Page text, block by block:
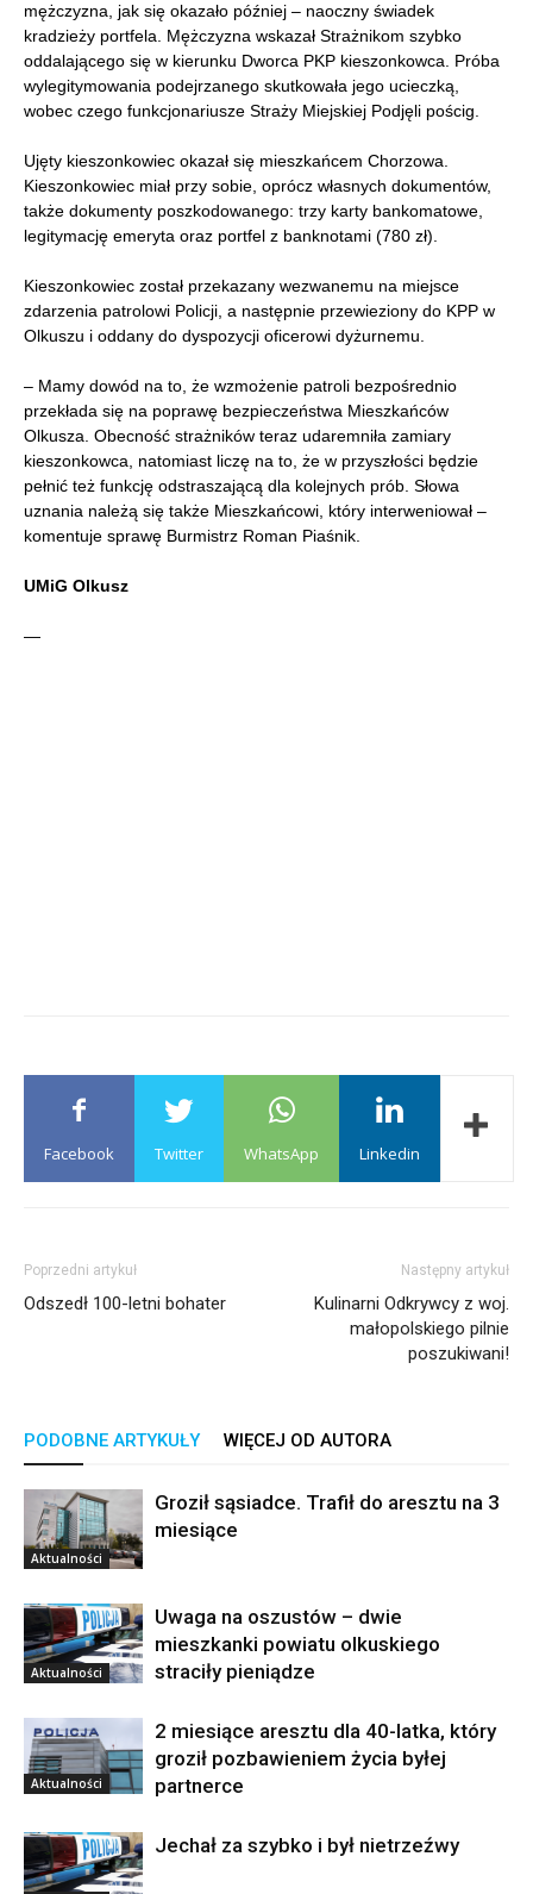
mężczyzna, jak się okazało później – naoczny świadek
kradzieży portfela. Mężczyzna wskazał Strażnikom szybko
oddalającego się w kierunku Dworca PKP kieszonkowca. Próba
wylegitymowania podejrzanego skutkowała jego ucieczką,
wobec czego funkcjonariusze Straży Miejskiej Podjęli pościg.
Ujęty kieszonkowiec okazał się mieszkańcem Chorzowa.
Kieszonkowiec miał przy sobie, oprócz własnych dokumentów,
także dokumenty poszkodowanego: trzy karty bankomatowe,
legitymację emeryta oraz portfel z banknotami (780 zł).
Kieszonkowiec został przekazany wezwanemu na miejsce
zdarzenia patrolowi Policji, a następnie przewieziony do KPP w
Olkuszu i oddany do dyspozycji oficerowi dyżurnemu.
– Mamy dowód na to, że wzmożenie patroli bezpośrednio
przekłada się na poprawę bezpieczeństwa Mieszkańców
Olkusza. Obecność strażników teraz udaremniła zamiary
kieszonkowca, natomiast liczę na to, że w przyszłości będzie
pełnić też funkcję odstraszającą dla kolejnych prób. Słowa
uznania należą się także Mieszkańcowi, który interweniował –
komentuje sprawę Burmistrz Roman Piaśnik.
UMiG Olkusz
—
Facebook Twitter WhatsApp Linkedin
Poprzedni artykuł
Odszedł 100-letni bohater
Następny artykuł
Kulinarni Odkrywcy z woj.
małopolskiego pilnie
poszukiwani!
PODOBNE ARTYKUŁY WIĘCEJ OD AUTORA
Aktualności
Groził sąsiadce. Trafił do aresztu na 3
miesiące
Aktualności
Uwaga na oszustów – dwie
mieszkanki powiatu olkuskiego
straciły pieniądze
Aktualności
2 miesiące aresztu dla 40-latka, który
groził pozbawieniem życia byłej
partnerce
Jechał za szybko i był nietrzeźwy